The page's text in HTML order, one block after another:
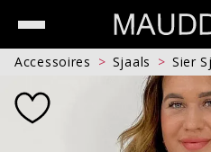
Accessoires Sjaals Sier